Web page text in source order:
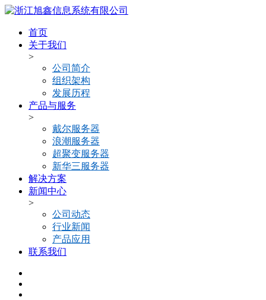
首页
关于我们
>
公司简介
组织架构
发展历程
产品与服务
>
戴尔服务器
浪潮服务器
超聚变服务器
新华三服务器
解决方案
新闻中心
>
公司动态
行业新闻
产品应用
联系我们